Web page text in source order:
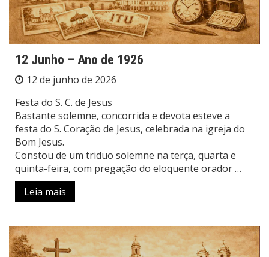
12 Junho – Ano de 1926
12 de junho de 2026
Festa do S. C. de Jesus
Bastante solemne, concorrida e devota esteve a
festa do S. Coração de Jesus, celebrada na igreja do
Bom Jesus.
Constou de um triduo solemne na terça, quarta e
quinta-feira, com pregação do eloquente orador …
Leia mais